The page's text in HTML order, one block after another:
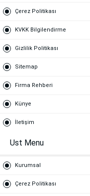
Çerez Politikası
KVKK Bilgilendirme
Gizlilik Politikası
Sitemap
Firma Rehberi
Künye
İletişim
Ust Menu
Kurumsal
Çerez Politikası